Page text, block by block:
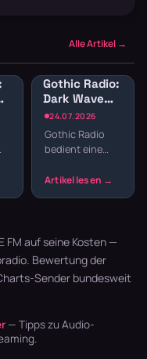
Alle Artikel →
24.07.2026
Gothic Radio:
Dark Wave
und
Alternative
für schwarze
Seelen
Gothic Radio
bedient eine
nicht mit
Wave,…
FM auf seine Kosten —
Bewertung der
Sender bundesweit
— Tipps zu Audio-